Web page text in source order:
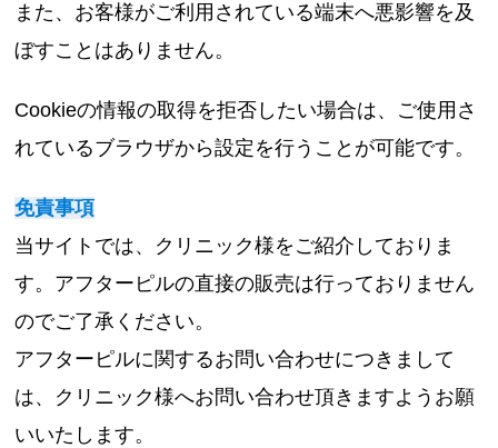
また、お客様がご利用されている端末へ悪影響を及
ぼすことはありません。
Cookieの情報の取得を拒否したい場合は、ご使用さ
れているブラウザから設定を行うことが可能です。
免責事項
当サイトでは、クリニック様をご紹介しておりま
す。アフターピルの直接の販売は行っておりません
のでご了承ください。
アフターピルに関するお問い合わせにつきまして
は、クリニック様へお問い合わせ頂きますようお願
いいたします。